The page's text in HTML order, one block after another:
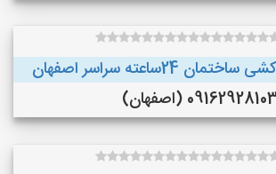
24ساعته سراسر اصفهان
(اصفهان)